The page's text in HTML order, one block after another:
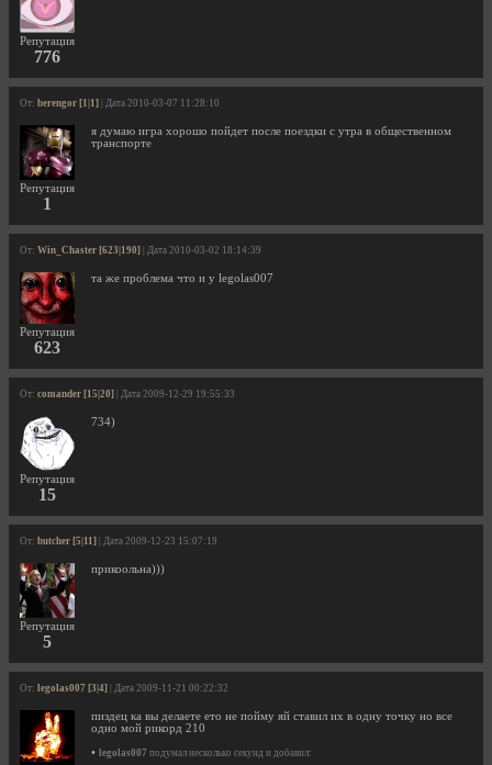
Репутация
776
От: berengor [1|1] | Дата 2010-03-07 11:28:10
Репутация
1
я думаю игра хорошо пойдет после поездки с утра в общественном
транспорте
От: Win_Chaster [623|190] | Дата 2010-03-02 18:14:39
Репутация
623
та же проблема что и у legolas007
От: comander [15|20] | Дата 2009-12-29 19:55:33
Репутация
15
734)
От: butcher [5|11] | Дата 2009-12-23 15:07:19
Репутация
5
прикоольна)))
От: legolas007 [3|4] | Дата 2009-11-21 00:22:32
пиздец ка вы делаете ето не пойму яй ставил их в одну точку но все
одно мой рикорд 210
• legolas007 подумал несколько секунд и добавил: